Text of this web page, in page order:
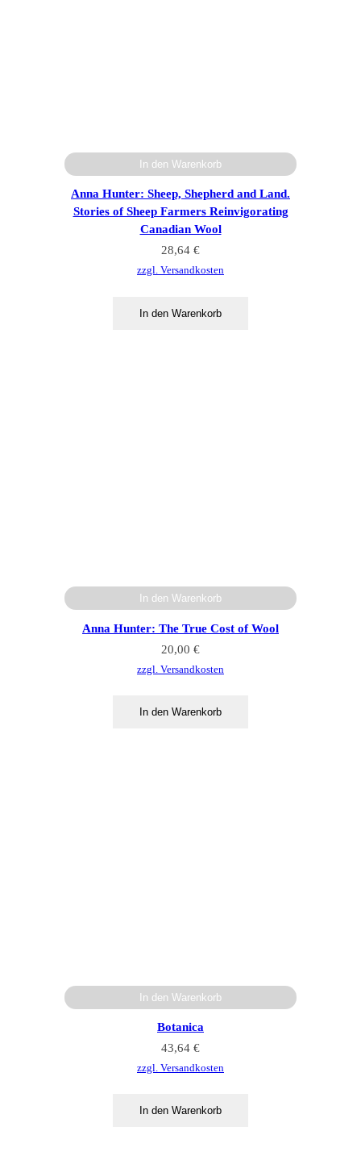
In den Warenkorb
Anna Hunter: Sheep, Shepherd and Land.
Stories of Sheep Farmers Reinvigorating
Canadian Wool
28,64 €
zzgl. Versandkosten
In den Warenkorb
In den Warenkorb
Anna Hunter: The True Cost of Wool
20,00 €
zzgl. Versandkosten
In den Warenkorb
In den Warenkorb
Botanica
43,64 €
zzgl. Versandkosten
In den Warenkorb